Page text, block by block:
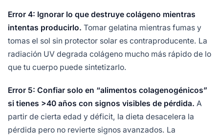
Error 4: Ignorar lo que destruye colágeno mientras
intentas producirlo. Tomar gelatina mientras fumas y
tomas el sol sin protector solar es contraproducente. La
radiación UV degrada colágeno mucho más rápido de lo
que tu cuerpo puede sintetizarlo.
Error 5: Confiar solo en “alimentos colagenogénicos”
si tienes >40 años con signos visibles de pérdida. A
partir de cierta edad y déficit, la dieta desacelera la
pérdida pero no revierte signos avanzados. La